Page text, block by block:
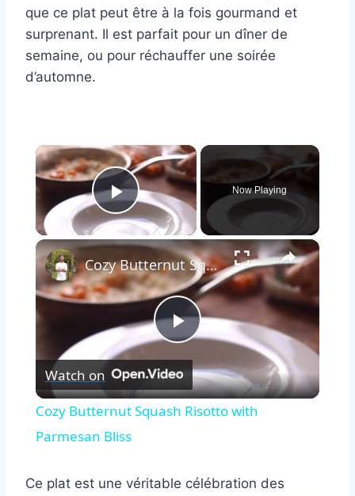
que ce plat peut être à la fois gourmand et
surprenant. Il est parfait pour un dîner de
semaine, ou pour réchauffer une soirée
d’automne.
×
Play Video
Now Playing
×
Play
Video
Cozy Butternut Squash Risotto with Parmesan Bliss
Watch on
Cozy Butternut Squash Risotto with
Parmesan Bliss
Ce plat est une véritable célébration des